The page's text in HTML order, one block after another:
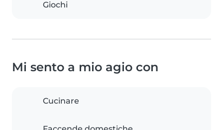
Giochi
Mi sento a mio agio con
Cucinare